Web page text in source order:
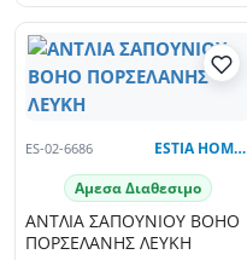
ES-02-6686 ESTIA HOME ART
Αμεσα Διαθεσιμο
ΑΝΤΛΙΑ ΣΑΠΟΥΝΙΟΥ BOHO
ΠΟΡΣΕΛΑΝΗΣ ΛΕΥΚΗ